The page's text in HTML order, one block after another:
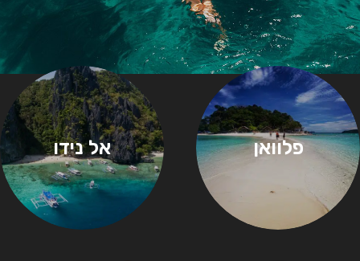
פלוואן אל נידו